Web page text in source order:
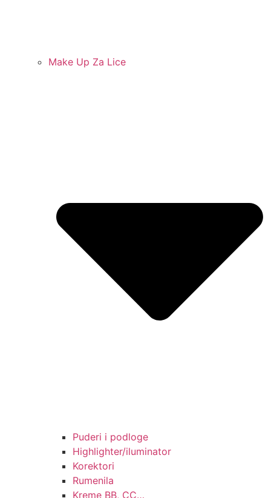
Make Up Za Lice
Puderi i podloge
Highlighter/iluminator
Korektori
Rumenila
Kreme BB, CC…